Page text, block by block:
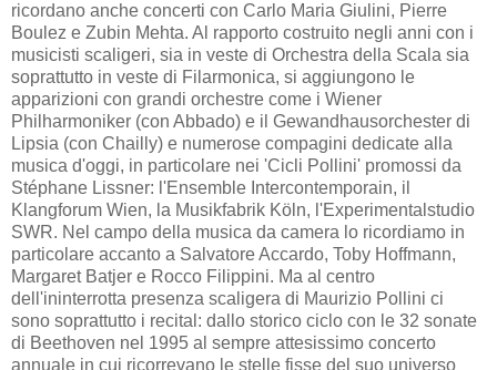
ricordano anche concerti con Carlo Maria Giulini, Pierre
Boulez e Zubin Mehta. Al rapporto costruito negli anni con i
musicisti scaligeri, sia in veste di Orchestra della Scala sia
soprattutto in veste di Filarmonica, si aggiungono le
apparizioni con grandi orchestre come i Wiener
Philharmoniker (con Abbado) e il Gewandhausorchester di
Lipsia (con Chailly) e numerose compagini dedicate alla
musica d'oggi, in particolare nei 'Cicli Pollini' promossi da
Stéphane Lissner: l'Ensemble Intercontemporain, il
Klangforum Wien, la Musikfabrik Köln, l'Experimentalstudio
SWR. Nel campo della musica da camera lo ricordiamo in
particolare accanto a Salvatore Accardo, Toby Hoffmann,
Margaret Batjer e Rocco Filippini. Ma al centro
dell'ininterrotta presenza scaligera di Maurizio Pollini ci
sono soprattutto i recital: dallo storico ciclo con le 32 sonate
di Beethoven nel 1995 al sempre attesissimo concerto
annuale in cui ricorrevano le stelle fisse del suo universo